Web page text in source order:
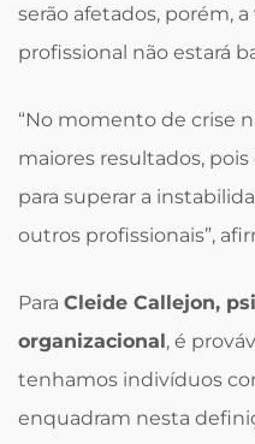
serão afetados, porém,
profissional não estará
“No momento de crise
maiores resultados, pois
para superar a
outros profissionais”,
Para Cleide Callejon,
organizacional, é
tenhamos indivíduos
enquadram nesta